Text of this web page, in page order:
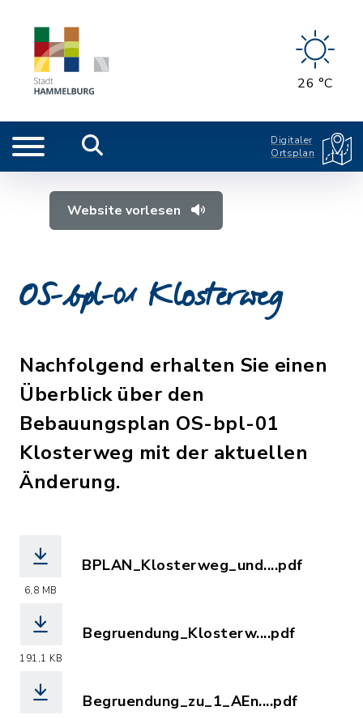
26 °C
Digitaler
Ortsplan
Website vorlesen
OS-bpl-01 Klosterweg
Nachfolgend erhalten Sie einen
Überblick über den
Bebauungsplan OS-bpl-01
Klosterweg mit der aktuellen
Änderung.
6,8 MB
BPLAN_Klosterweg_und....pdf
191,1 KB
Begruendung_Klosterw....pdf
Begruendung_zu_1_AEn....pdf